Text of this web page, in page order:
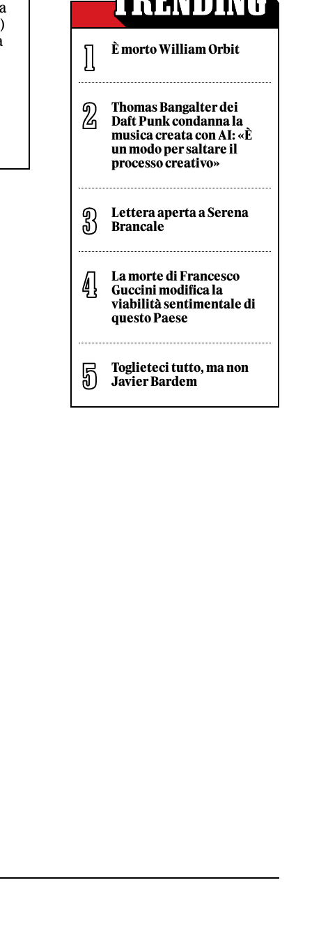
È morto William Orbit
Thomas Bangalter dei
Daft Punk condanna la
musica creata con AI: «È
un modo per saltare il
processo creativo»
Lettera aperta a Serena
Brancale
La morte di Francesco
Guccini modifica la
viabilità sentimentale di
questo Paese
Toglieteci tutto, ma non
Javier Bardem